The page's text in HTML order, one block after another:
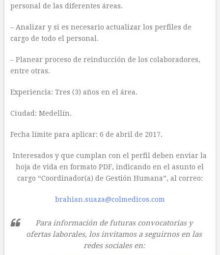
personal de las diferentes áreas.
– Analizar y si es necesario actualizar los perfiles de
cargo de todo el personal.
– Planear proceso de reinducción de los colaboradores,
entre otras.
Experiencia: Tres (3) años en el área.
Ciudad: Medellín.
Fecha límite para aplicar: 6 de abril de 2017.
Interesados y que cumplan con el perfil deben enviar la
hoja de vida en formato PDF, indicando en el asunto el
cargo “Coordinador(a) de Gestión Humana”, al correo:
brahian.suaza@colmedicos.com
Para información de futuras convocatorias y
ofertas laborales, los invitamos a seguirnos en las
redes sociales en: